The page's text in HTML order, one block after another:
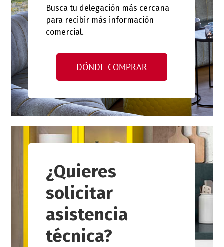
Busca tu delegación más cercana
para recibir más información
comercial.
DÓNDE COMPRAR
¿Quieres
solicitar
asistencia
técnica?